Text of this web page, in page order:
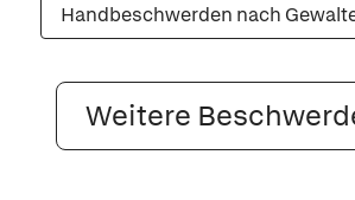
Handbeschwerden nach
Weitere